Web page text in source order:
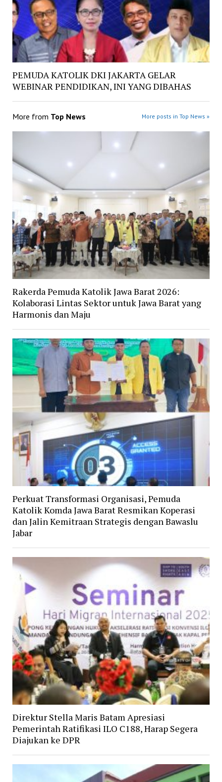
PEMUDA KATOLIK DKI JAKARTA GELAR
WEBINAR PENDIDIKAN, INI YANG DIBAHAS
More from Top News More posts in Top News »
Rakerda Pemuda Katolik Jawa Barat 2026:
Kolaborasi Lintas Sektor untuk Jawa Barat yang
Harmonis dan Maju
Perkuat Transformasi Organisasi, Pemuda
Katolik Komda Jawa Barat Resmikan Koperasi
dan Jalin Kemitraan Strategis dengan Bawaslu
Jabar
Direktur Stella Maris Batam Apresiasi
Pemerintah Ratifikasi ILO C188, Harap Segera
Diajukan ke DPR